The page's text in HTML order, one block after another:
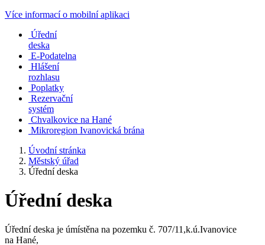
Více informací o mobilní aplikaci
Úřední
deska
E-Podatelna
Hlášení
rozhlasu
Poplatky
Rezervační
systém
Chvalkovice na Hané
Mikroregion Ivanovická brána
Úvodní stránka
Městský úřad
Úřední deska
Úřední deska
Úřední deska je úmístěna na pozemku č. 707/11,k.ú.Ivanovice
na Hané,